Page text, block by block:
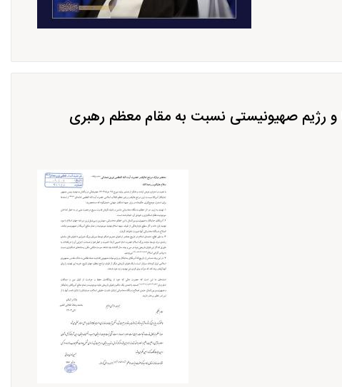
و رژیم صهیونیستی نسبت به مقام معظم رهبری